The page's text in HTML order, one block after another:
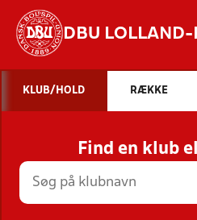
DBU LOLLAND-
STILLINGER,
KLUB/HOLD RÆKKE
Find en klub